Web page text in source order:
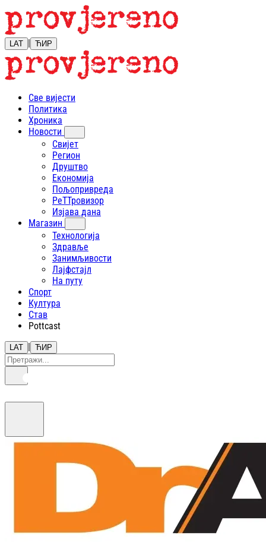
LAT | ЋИР
Све вијести
Политика
Хроника
Новости
Свијет
Регион
Друштво
Економија
Пољопривреда
РеТТровизор
Изјава дана
Магазин
Технологија
Здравље
Занимљивости
Лајфстajл
На путу
Спорт
Култура
Став
Pottcast
LAT | ЋИР